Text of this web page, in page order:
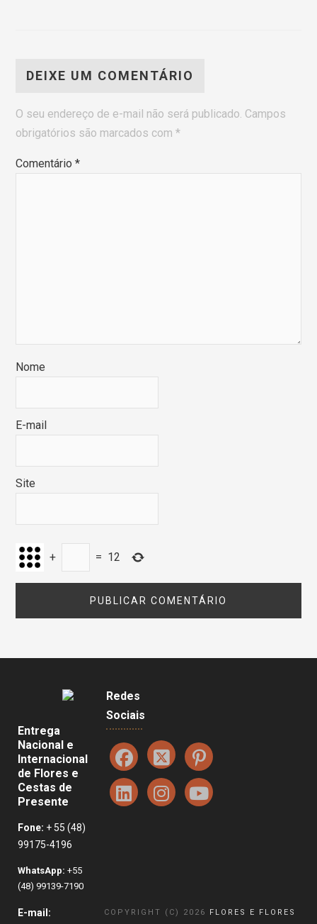
DEIXE UM COMENTÁRIO
O seu endereço de e-mail não será publicado. Campos
obrigatórios são marcados com*
Comentário*
Nome
E-mail
Site
+ = 12
Entrega
Nacional e
Internacional
de Flores e
Cestas de
Presente
Fone: + 55 (48)
99175-4196
WhatsApp: +55
(48) 99139-7190
E-mail:
Redes
Sociais
COPYRIGHT (C) 2026 FLORES E FLORES